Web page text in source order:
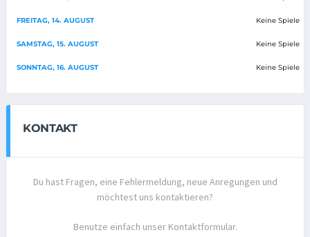
FREITAG, 14. AUGUST Keine Spiele
SAMSTAG, 15. AUGUST Keine Spiele
SONNTAG, 16. AUGUST Keine Spiele
KONTAKT
Du hast Fragen, eine Fehlermeldung, neue Anregungen und
möchtest uns kontaktieren?
Benutze einfach unser Kontaktformular.